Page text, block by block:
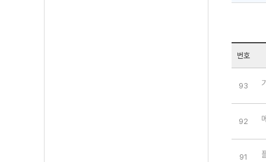
번호
93
92
91